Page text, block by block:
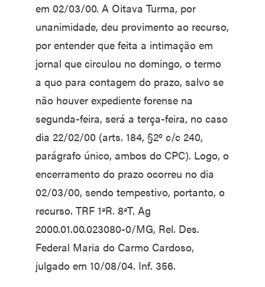
em 02/03/00. A Oitava Turma, por
unanimidade, deu provimento ao recurso,
por entender que feita a intimação em
jornal que circulou no domingo, o termo
a quo para contagem do prazo, salvo se
não houver expediente forense na
segunda-feira, será a terça-feira, no caso
dia 22/02/00 (arts. 184, §2º c/c 240,
parágrafo único, ambos do CPC). Logo, o
encerramento do prazo ocorreu no dia
02/03/00, sendo tempestivo, portanto, o
recurso. TRF 1ªR. 8ªT. Ag
2000.01.00.023080-0/MG, Rel. Des.
Federal Maria do Carmo Cardoso,
julgado em 10/08/04. Inf. 356.